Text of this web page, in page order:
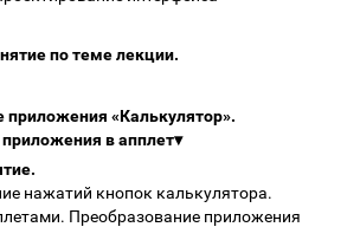
по теме лекции.
приложения «Калькулятор».
в апплет▾
нажатий кнопок калькулятора.
Преобразование приложения